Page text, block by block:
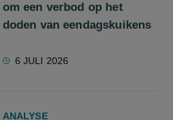
om een verbod op het
doden van eendagskuikens
6 JULI 2026
ANALYSE